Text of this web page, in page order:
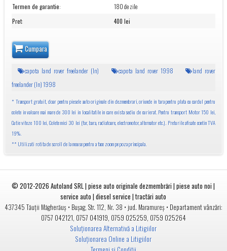
Termen de garantie:
180 de zile
Pret: 400 lei
Cumpara
capota land rover freelander (ln) capota land rover 1998
land rover
freelander (ln) 1998
* Transport gratuit, doar pentru piesele auto originale din dezmembrari, oriunde in tara pentru plata cu cardul pentru
colete in valoare mai mare de 300 lei in localitatile in care exista sediu de curierat. Pentru transport Motor 150 lei,
Cutie viteze 100 lei, Colete mici 30 lei (far, bara, radiatoare, electromotor, alternator etc.). Preturile afisate contin TVA
19%.
** Utilizati rotita de scroll de la mouse pentru a face zoom pe poza principala.
© 2012-2026Autoland SRL | piese auto originale dezmembrări | piese auto noi |
service auto | diesel service | tractări auto
437345 Tăuții Măgherăuș• Bușag, Str. 112, Nr. 38 • jud. Maramureș • Departament vânzări:
0757 042121, 0757 041919, 0759 025259, 0759 025264
Soluționarea Alternativă a Litigiilor
Soluționarea Online a Litigiilor